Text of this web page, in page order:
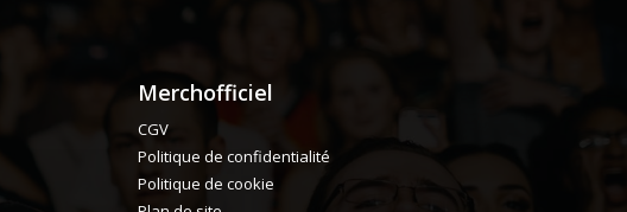
Merchofficiel
CGV
Politique de confidentialité
Politique de cookie